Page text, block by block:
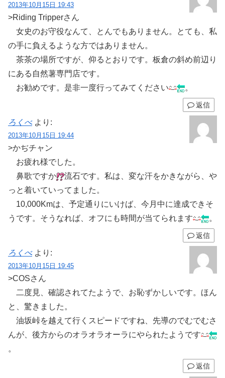
2013年10月15日 19:43
>Riding Tripperさん
女史のお守役なんて、とんでもありません。とても、私
の手に負えるような方ではありません。
茶茶の場所ですが、仰るとおりです。板倉の斜め前辺り
にある自然薯専門店です。
お勧めです。是非一度行ってみてください
。
返信
ろくべ より:
2013年10月15日 19:44
>かぢチャン
お疲れ様でした。
鼻歌ですか
流石です。私は、変な汗をかきながら、や
っと着いていってました。
10,000Kmは、予定通りにいけば、今月中に達成できそ
うです。そうなれば、オフにも時間が当てられます
。
返信
ろくべ より:
2013年10月15日 19:45
>COSさん
二度見、確認されてたようで、お恥ずかしいです。ほん
と、驚きました。
油坂峠を越えて行くスピードですね、先導のでむでむさ
んが、後方からのオラオラオーラにやられたようです
。
返信